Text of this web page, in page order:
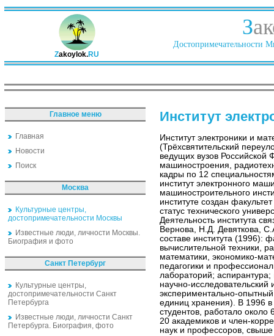
Zakoylok.RU
З
Достопримечательности
Главное меню
Главная
Новости
Поиск
Москва
Культурные центры,
достопримечательности Москвы
Известные люди, личности Москвы.
Биография и фото
Санкт Петербург
Культурные центры,
достопримечательности Санкт
Петербурга
Известные люди, личности Санкт
Петербурга. Биография, фото
Институт
Институт электроники и
(Трёхсвятительский
ведущих вузов Российской
машиностроения,
кадры по 12
институт электронного
машиностроительного
институте создан
статус технического
Деятельность института
Вернова, Н.Д. Девяткова,
составе института (1996):
вычислительной техники,
математики, экономико-
педагогики и
лабораторий; аспирантура;
научно-исследовательский
экспериментально-
единиц хранения). В 1996 в
студентов, работало около
20 академиков и член-
наук и профессоров, свыше